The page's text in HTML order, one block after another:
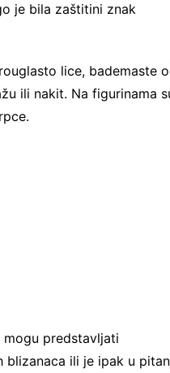
je bila zaštitini znak
lice, bademaste
ili nakit. Na figurinama
mogu predstavljati
ili je ipak u
za više informacija.